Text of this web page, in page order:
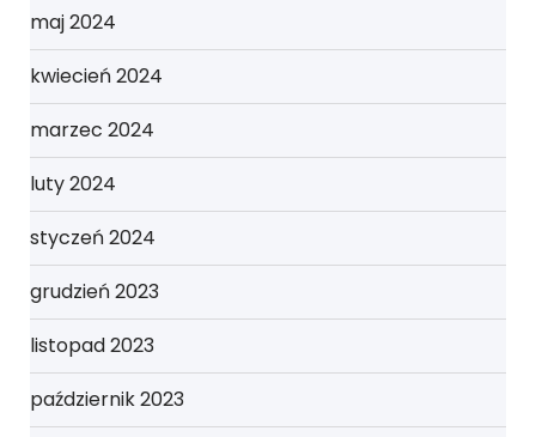
maj 2024
kwiecień 2024
marzec 2024
luty 2024
styczeń 2024
grudzień 2023
listopad 2023
październik 2023